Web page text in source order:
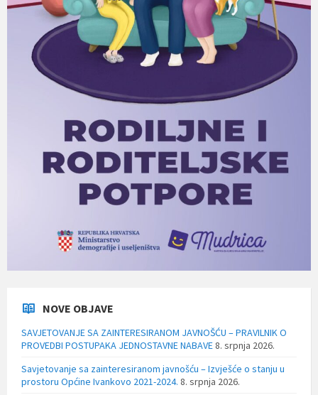
NOVE OBJAVE
SAVJETOVANJE SA ZAINTERESIRANOM JAVNOŠĆU – PRAVILNIK O
PROVEDBI POSTUPAKA JEDNOSTAVNE NABAVE8. srpnja 2026.
Savjetovanje sa zainteresiranom javnošću – Izvješće o stanju u
prostoru Općine Ivankovo 2021-2024. 8. srpnja 2026.